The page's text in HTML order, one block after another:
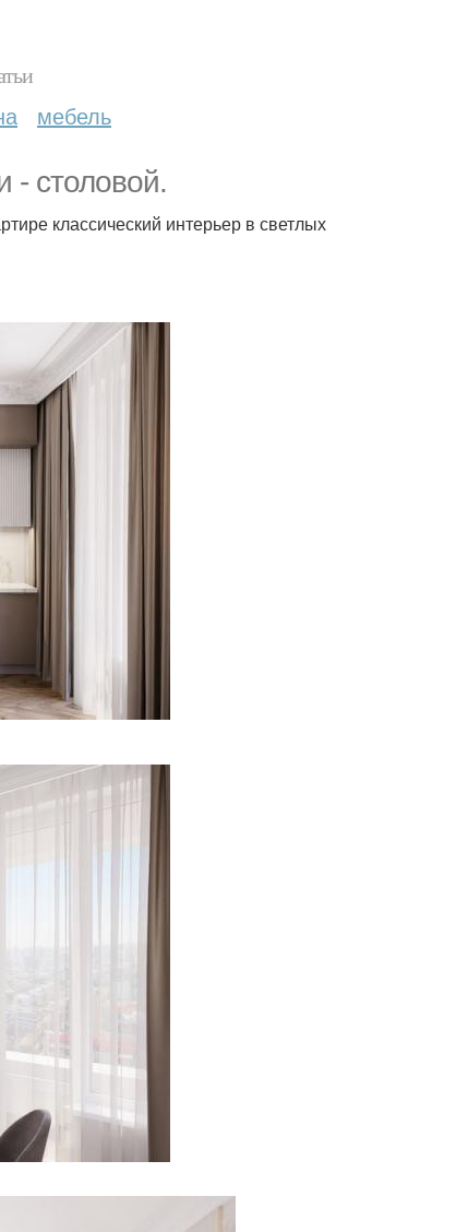
мебель
- столовой.
классический интерьер в светлых